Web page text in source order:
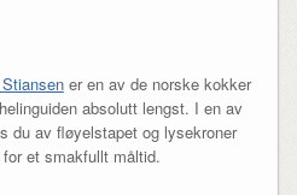
er en av de norske kokker
absolutt lengst. I en av
du av fløyelstapet og lysekroner
et smakfullt måltid.